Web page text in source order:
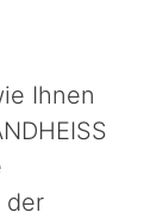
Ihnen
der